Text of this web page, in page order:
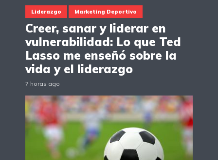
Liderazgo Marketing Deportivo
Creer, sanar y liderar en
vulnerabilidad: Lo que Ted
Lasso me enseñó sobre la
vida y el liderazgo
7 horas ago